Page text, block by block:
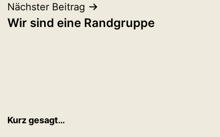
Nächster Beitrag
Wir sind eine Randgruppe
Kurz gesagt…